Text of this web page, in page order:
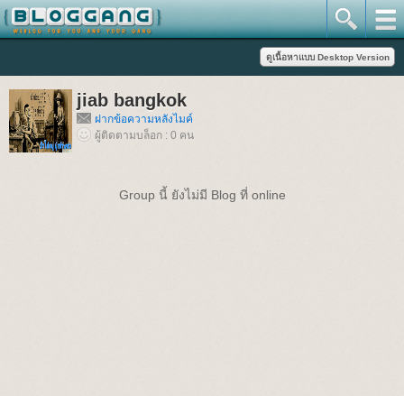
jiab bangkok
ฝากข้อความหลังไมค์
ผู้ติดตามบล็อก : 0 คน
Group นี้ ยังไม่มี Blog ที่ online